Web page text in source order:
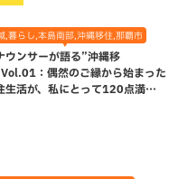
,暮らし,本島南部,沖縄移住,那覇市
ウンサーが語る”沖縄移
：偶然のご縁から始まった
生活が、私にとって120点満点